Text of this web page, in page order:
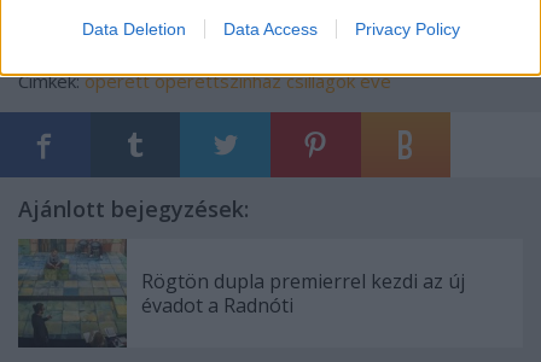
Data Deletion Data Access Privacy Policy
Címkék:operett operettszínház csillagok éve
Ajánlott bejegyzések:
Rögtön dupla premierrel kezdi az új
évadot a Radnóti